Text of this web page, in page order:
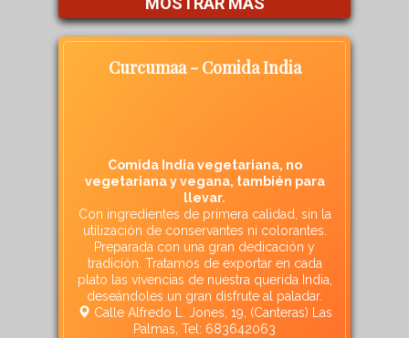
Curcumaa - Comida India
Comida India vegetariana, no
vegetariana y vegana, también para
llevar.
Con ingredientes de primera calidad, sin la
utilización de conservantes ni colorantes.
Preparada con una gran dedicación y
tradición. Tratamos de exportar en cada
plato las vivencias de nuestra querida India,
deseándoles un gran disfrute al paladar.
Calle Alfredo L. Jones, 19, (Canteras) Las
Palmas, Tel: 683642063